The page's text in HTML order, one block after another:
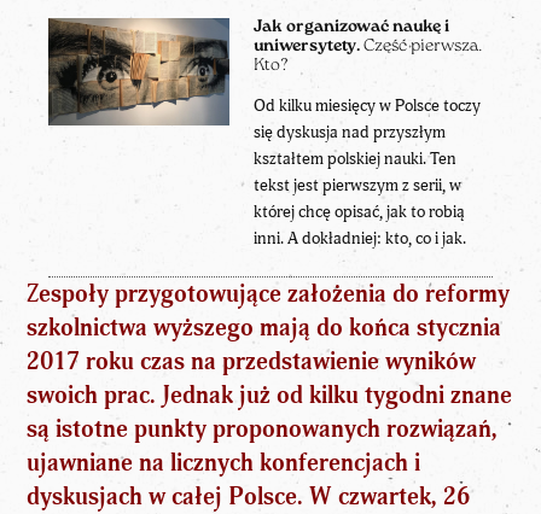
Jak organizować naukę i
uniwersytety. Część pierwsza.
Kto?
Od kilku miesięcy w Polsce toczy
się dyskusja nad przyszłym
kształtem polskiej nauki. Ten
tekst jest pierwszym z serii, w
której chcę opisać, jak to robią
inni. A dokładniej: kto, co i jak.
Zespoły przygotowujące założenia do reformy
szkolnictwa wyższego mają do końca stycznia
2017 roku czas na przedstawienie wyników
swoich prac. Jednak już od kilku tygodni znane
są istotne punkty proponowanych rozwiązań,
ujawniane na licznych konferencjach i
dyskusjach w całej Polsce. W czwartek, 26